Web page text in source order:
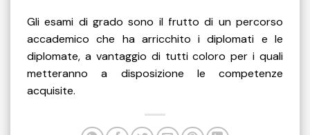
Gli esami di grado sono il frutto di un percorso
accademico che ha arricchito i diplomati e le
diplomate, a vantaggio di tutti coloro per i quali
metteranno a disposizione le competenze
acquisite.